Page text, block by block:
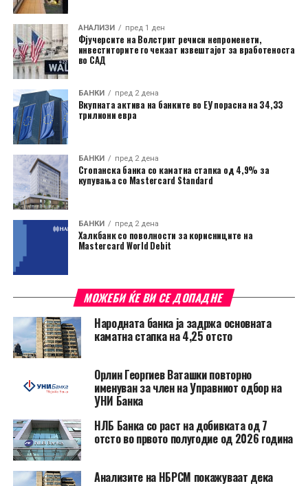
АНАЛИЗИ пред 1 ден
Фјучерсите на Волстрит речиси непроменети,
инвеститорите го чекаат извештајот за вработеноста
во САД
БАНКИ пред 2 дена
Вкупната актива на банките во ЕУ порасна на 34,33
трилиони евра
БАНКИ пред 2 дена
Стопанска банка со каматна стапка од 4,9% за
купувања со Mastercard Standard
БАНКИ пред 2 дена
Халкбанк со поволности за корисниците на
Mastercard World Debit
МОЖЕБИ ЌЕ ВИ СЕ ДОПАДНЕ
Народната банка ја задржа основната
каматна стапка на 4,25 отсто
Орлин Георгиев Ваташки повторно
именуван за член на Управниот одбор на
УНИ Банка
НЛБ Банка со раст на добивката од 7
отсто во првото полугодие од 2026 година
Анализите на НБРСМ покажуваат дека